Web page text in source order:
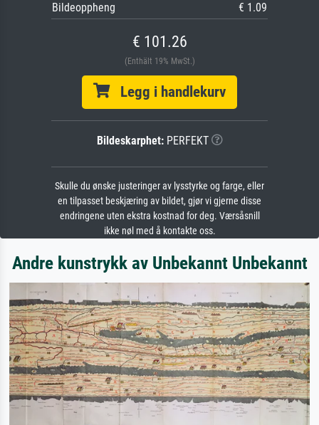
Bildeoppheng
€ 1.09
€ 101.26
(Enthält 19% MwSt.)
Legg i handlekurv
Bildeskarphet:PERFEKT
Skulle du ønske justeringer av lysstyrke og farge, eller
en tilpasset beskjæring av bildet, gjør vi gjerne disse
endringene uten ekstra kostnad for deg. Værsåsnill
ikke nøl med å kontakte oss.
Andre kunstrykk av Unbekannt Unbekannt